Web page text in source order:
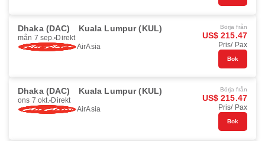
Dhaka (DAC) Kuala Lumpur (KUL)
mån 7 sep. Direkt
AirAsia
Börja från
US$ 215.47
Pris/ Pax
Bok
Dhaka (DAC) Kuala Lumpur (KUL)
ons 7 okt. Direkt
AirAsia
Börja från
US$ 215.47
Pris/ Pax
Bok